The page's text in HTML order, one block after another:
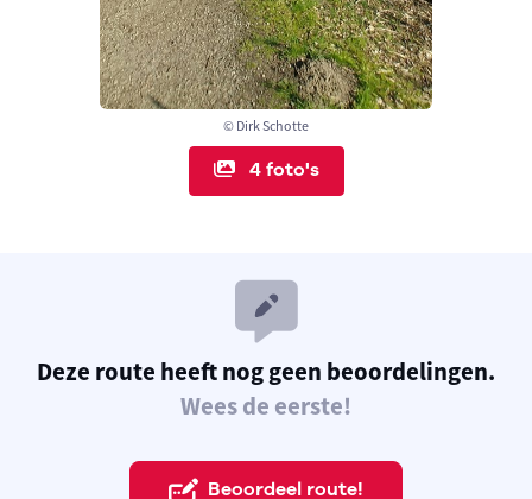
© Dirk Schotte
4 foto's
Deze route heeft nog geen beoordelingen.
Wees de eerste!
Beoordeel route!